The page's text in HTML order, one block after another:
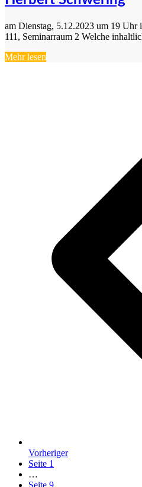
am Dienstag, 5.12.2023 um 19
111, Seminarraum 2 Welche
Mehr lesen
Vorheriger
Seite 1
…
Seite 9